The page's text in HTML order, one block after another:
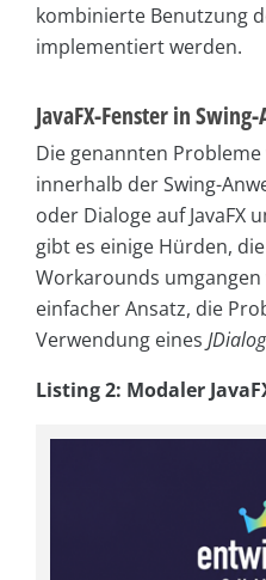
kombinierte Benutzung
implementiert werden.
JavaFX-Fenster in
Die genannten
innerhalb der Swing-
oder Dialoge auf JavaFX
gibt es einige Hürden,
Workarounds
einfacher Ansatz, die
Verwendung eines
Listing 2: Modaler